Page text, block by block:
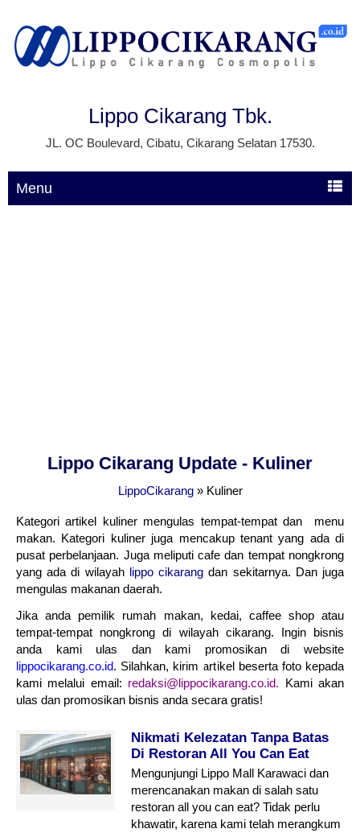
Lippo Cikarang Tbk.
JL. OC Boulevard, Cibatu, Cikarang Selatan 17530.
Menu
Lippo Cikarang Update - Kuliner
LippoCikarang» Kuliner
Kategori artikel kuliner mengulas tempat-tempat dan menu
makan. Kategori kuliner juga mencakup tenant yang ada di
pusat perbelanjaan. Juga meliputi cafe dan tempat nongkrong
yang ada di wilayah lippo cikarang dan sekitarnya. Dan juga
mengulas makanan daerah.
Jika anda pemilik rumah makan, kedai, caffee shop atau
tempat-tempat nongkrong di wilayah cikarang. Ingin bisnis
anda kami ulas dan kami promosikan di website
lippocikarang.co.id. Silahkan, kirim artikel beserta foto kepada
kami melalui email: redaksi@lippocikarang.co.id. Kami akan
ulas dan promosikan bisnis anda secara gratis!
Nikmati Kelezatan Tanpa Batas
Di Restoran All You Can Eat
Lippo Karawaci
Mengunjungi Lippo Mall Karawaci dan
merencanakan makan di salah satu
restoran all you can eat? Tidak perlu
khawatir, karena kami telah merangkum